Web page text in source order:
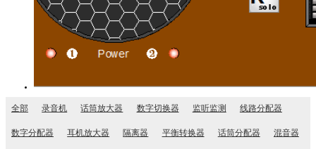
全部 录音机 话筒放大器 数字切换器 监听监测 线路分配器
数字分配器 耳机放大器 隔离器 平衡转换器 话筒分配器 混音器